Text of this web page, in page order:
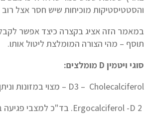
והסטטיסטיקות מוכיחות שיש חסר אצל רוב
תוסף – מהי הצורה המומלצת ליטול אותו.
סוגי ויטמין D מומלצים:
D3 – Cholecalciferol – מצוי במזונות וניתן כתוסף